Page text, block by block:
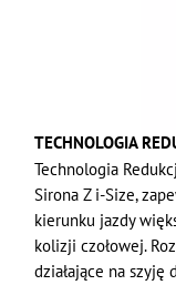
TECHNOLOGIA
Technologia
Sirona Z i-Size,
kierunku jazdy
kolizji czołowej.
działające na szyję